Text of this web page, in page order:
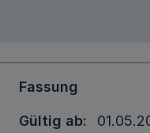
Fassung
Gültig ab